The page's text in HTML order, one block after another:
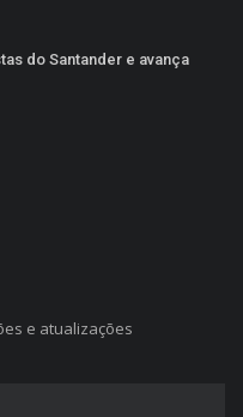
do Santander e avança
e atualizações